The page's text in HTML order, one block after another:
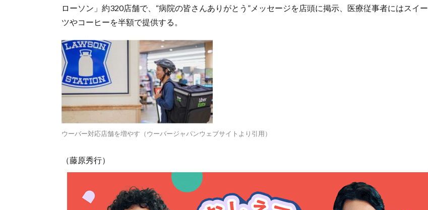
ローソン」約320店舗で、“病院の皆さんありがとう”メッセージを店頭に掲示、医療従事者にはスイー
ツやコーヒーを半額で提供する。
ウーバー対応店舗を増やす（ウーバージャパンウェブサイトより引用）
（藤原秀行）